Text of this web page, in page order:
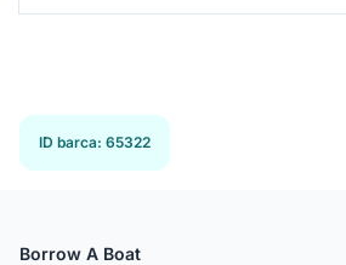
ID barca: 65322
Borrow A Boat